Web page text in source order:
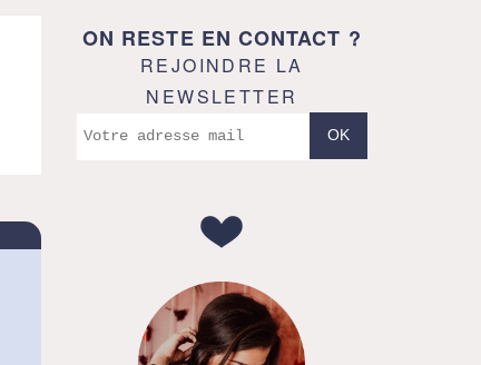
ON RESTE EN CONTACT ?
REJOINDRE LA
NEWSLETTER